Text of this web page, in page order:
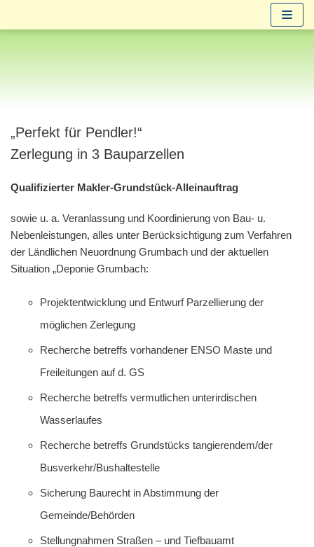
Inhalt
„Perfekt für Pendler!“
Zerlegung in 3 Bauparzellen
Qualifizierter Makler-Grundstück-Alleinauftrag
sowie u. a. Veranlassung und Koordinierung von Bau- u.
Nebenleistungen, alles unter Berücksichtigung zum Verfahren
der Ländlichen Neuordnung Grumbach und der aktuellen
Situation „Deponie Grumbach:
Projektentwicklung und Entwurf Parzellierung der
möglichen Zerlegung
Recherche betreffs vorhandener ENSO Maste und
Freileitungen auf d. GS
Recherche betreffs vermutlichen unterirdischen
Wasserlaufes
Recherche betreffs Grundstücks tangierendem/der
Busverkehr/Bushaltestelle
Sicherung Baurecht in Abstimmung der
Gemeinde/Behörden
Stellungnahmen Straßen – und Tiefbauamt